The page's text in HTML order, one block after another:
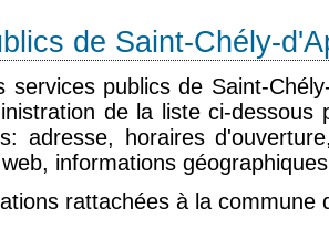
de Saint-Chély-
services publics de Saint-
de la liste ci-dessous
adresse, horaires
informations
rattachées à la commune